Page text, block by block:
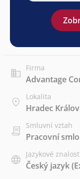
Firma
Advantage
Lokalita
Hradec
Smluvní vztah
Pracovní
Jazykové
Český jazyk